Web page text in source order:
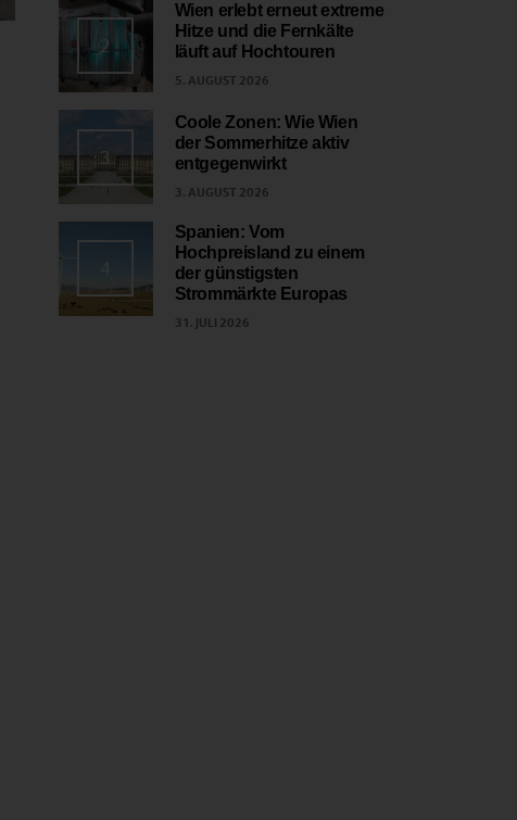
2
Wien erlebt erneut extreme
Hitze und die Fernkälte
läuft auf Hochtouren
5. AUGUST 2026
3
Coole Zonen: Wie Wien
der Sommerhitze aktiv
entgegenwirkt
3. AUGUST 2026
4
Spanien: Vom
Hochpreisland zu einem
der günstigsten
Strommärkte Europas
31. JULI 2026